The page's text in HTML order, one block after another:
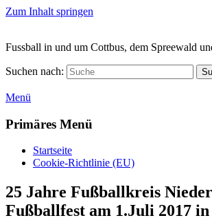
Zum Inhalt springen
Fussball in und um Cottbus, dem Spreewald
Suchen nach:
Menü
Primäres Menü
Startseite
Cookie-Richtlinie (EU)
25 Jahre Fußballkreis
Fußballfest am 1.Juli 2017